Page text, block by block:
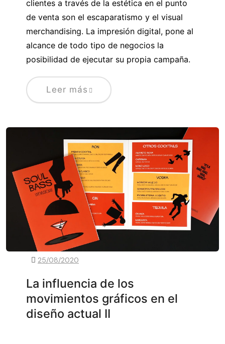
clientes a través de la estética en el punto
de venta son el escaparatismo y el visual
merchandising. La impresión digital, pone al
alcance de todo tipo de negocios la
posibilidad de ejecutar su propia campaña.
Leer más
25/08/2020
La influencia de los
movimientos gráficos en el
diseño actual II